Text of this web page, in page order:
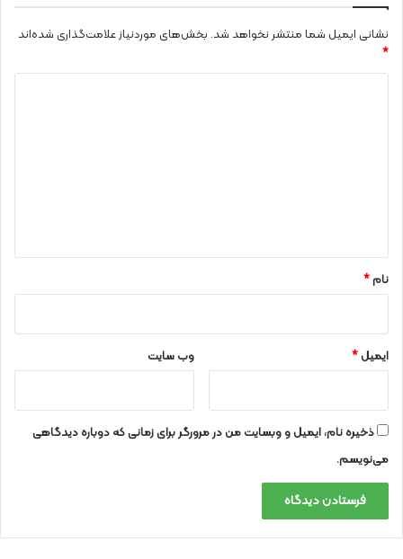
نشانی ایمیل شما منتشر نخواهد شد. بخش‌های موردنیاز علامت‌گذاری شده‌اند
*
نام*
ایمیل* وب‌ سایت
ذخیره نام، ایمیل و وبسایت من در مرورگر برای زمانی که دوباره دیدگاهی
می‌نویسم.